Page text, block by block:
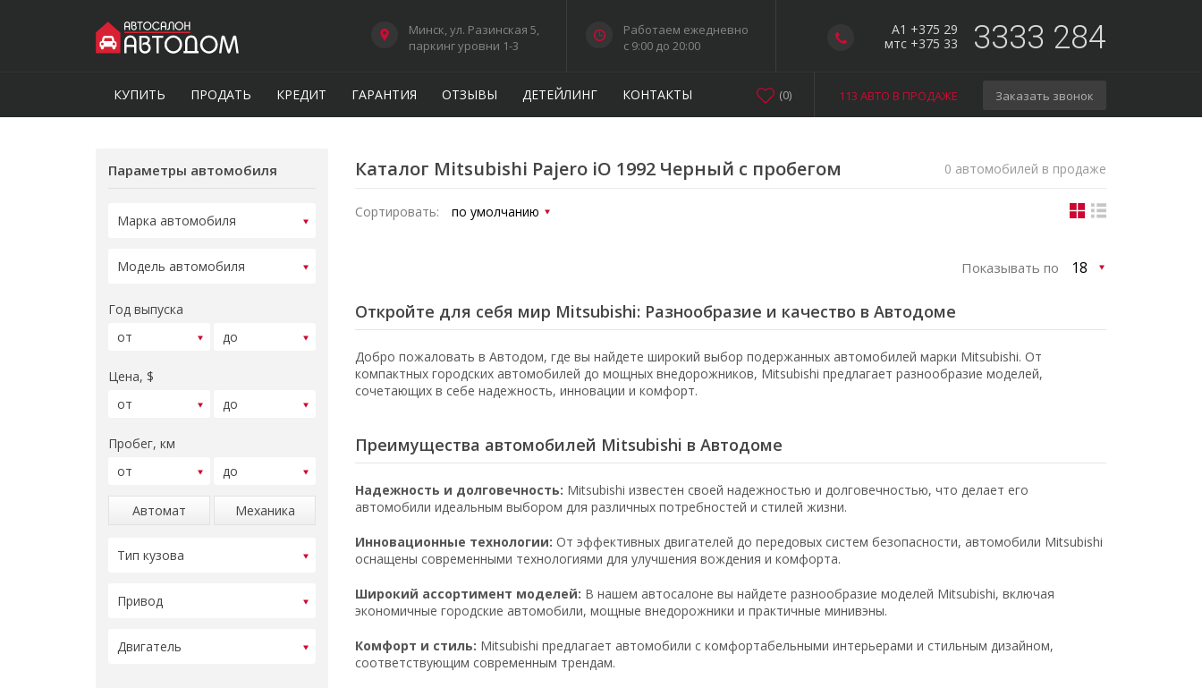
A1 +375 29
мтс +375 33
3333 284
Минск, ул. Разинская 5,
паркинг уровни 1-3
Работаем ежедневно
c 9:00 до 20:00
КУПИТЬ ПРОДАТЬ КРЕДИТ ГАРАНТИЯ ОТЗЫВЫ ДЕТЕЙЛИНГ КОНТАКТЫ 113 АВТО В ПРОДАЖЕ Заказать звонок
(0)
Параметры автомобиля
Год выпуска
Цена, $
Пробег, км
Автомат Механика
Каталог Mitsubishi Pajero iO 1992 Черный с пробегом 0 автомобилей в продаже
Сортировать:
Показывать по
Откройте для себя мир Mitsubishi: Разнообразие и качество в Автодоме
Добро пожаловать в Автодом, где вы найдете широкий выбор подержанных автомобилей марки Mitsubishi. От
компактных городских автомобилей до мощных внедорожников, Mitsubishi предлагает разнообразие моделей,
сочетающих в себе надежность, инновации и комфорт.
Преимущества автомобилей Mitsubishi в Автодоме
Надежность и долговечность: Mitsubishi известен своей надежностью и долговечностью, что делает его
автомобили идеальным выбором для различных потребностей и стилей жизни.
Инновационные технологии: От эффективных двигателей до передовых систем безопасности, автомобили Mitsubishi
оснащены современными технологиями для улучшения вождения и комфорта.
Широкий ассортимент моделей: В нашем автосалоне вы найдете разнообразие моделей Mitsubishi, включая
экономичные городские автомобили, мощные внедорожники и практичные минивэны.
Комфорт и стиль: Mitsubishi предлагает автомобили с комфортабельными интерьерами и стильным дизайном,
соответствующим современным трендам.